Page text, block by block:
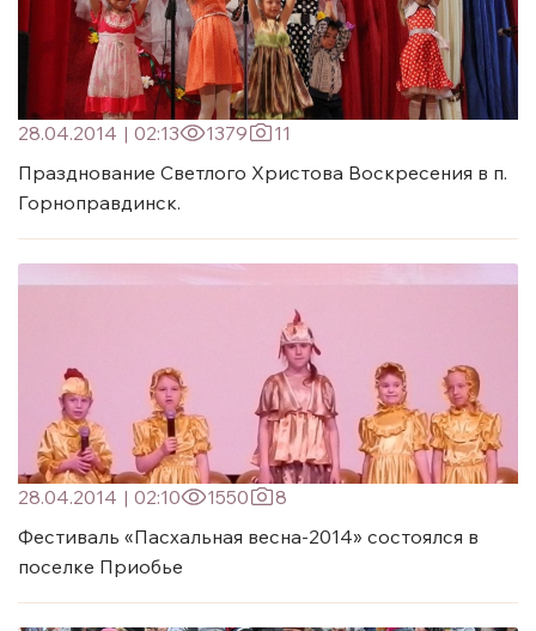
28.04.2014 | 02:13 1379
11
Празднование Светлого Христова Воскресения в п.
Горноправдинск.
28.04.2014 | 02:10 1550
8
Фестиваль «Пасхальная весна-2014» состоялся в
поселке Приобье